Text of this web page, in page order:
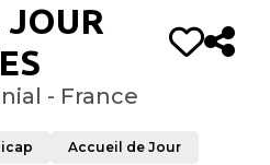
JOUR
- France
Accueil de Jour